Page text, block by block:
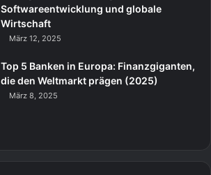
Softwareentwicklung und globale
Wirtschaft
März 12, 2025
Top 5 Banken in Europa: Finanzgiganten,
die den Weltmarkt prägen (2025)
März 8, 2025